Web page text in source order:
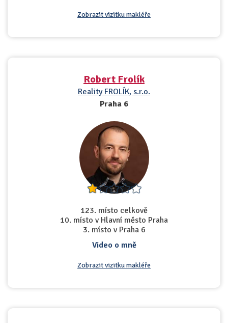
Zobrazit vizitku makléře
Robert Frolík
Reality FROLÍK, s.r.o.
Praha 6
123. místo celkově
10. místo v Hlavní město Praha
3. místo v Praha 6
Video o mně
Zobrazit vizitku makléře